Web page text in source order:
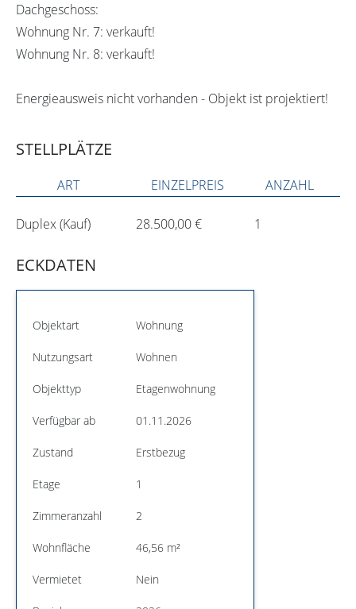
Dachgeschoss:
Wohnung Nr. 7: verkauft!
Wohnung Nr. 8: verkauft!
Energieausweis nicht vorhanden - Objekt ist projektiert!
STELLPLÄTZE
ART EINZELPREIS ANZAHL
Duplex (Kauf) 28.500,00 € 1
ECKDATEN
Objektart Wohnung
Nutzungsart Wohnen
Objekttyp Etagenwohnung
Verfügbar ab 01.11.2026
Zustand Erstbezug
Etage 1
Zimmeranzahl 2
Wohnfläche 46,56 m²
Vermietet Nein